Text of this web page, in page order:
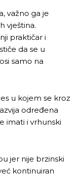
važno ga je
vještina.
praktičar i
da se u
samo na
u kojem se kroz
određena
imati i vrhunski
jer nije brzinski
kontinuiran